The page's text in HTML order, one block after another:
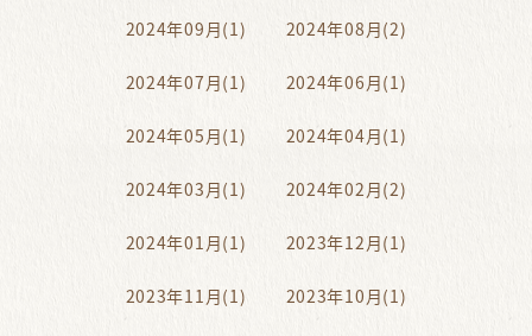
2024年09月(1) 2024年08月(2)
2024年07月(1) 2024年06月(1)
2024年05月(1) 2024年04月(1)
2024年03月(1) 2024年02月(2)
2024年01月(1) 2023年12月(1)
2023年11月(1) 2023年10月(1)